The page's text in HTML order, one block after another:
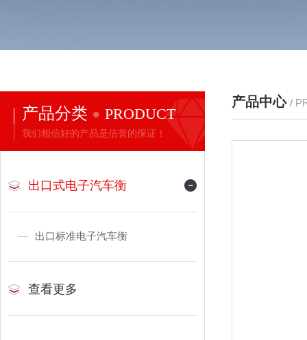
产品分类 PRODUCT
我们相信好的产品是信誉的保证！
出口式电子汽车衡
出口标准电子汽车衡
查看更多
产品中心 /